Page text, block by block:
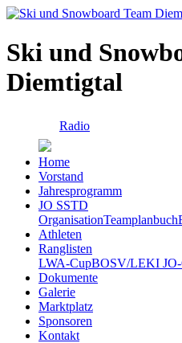
Ski und
Diemtigtal
Radio
Home
Vorstand
Jahresprogramm
JO SSTD
OrganisationTeamplanbuch
Athleten
Ranglisten
LWA-CupBOSV/LEKI
Dokumente
Galerie
Marktplatz
Sponsoren
Kontakt